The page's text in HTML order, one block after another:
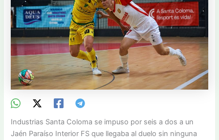
Industrias Santa Coloma se impuso por seis a dos a un
Jaén Paraíso Interior FS que llegaba al duelo sin ninguna